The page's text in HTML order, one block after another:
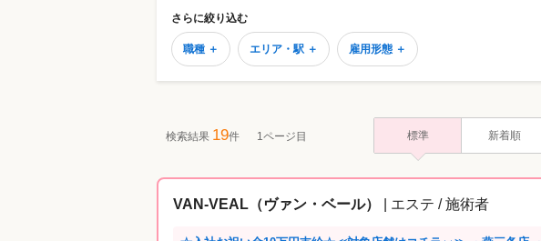
さらに絞り込む
職種 ＋ エリア・駅 ＋ 雇用形態 ＋
検索結果 19件 1ページ目 標準 新着順
VAN-VEAL（ヴァン・ベール） | エステ / 施術者